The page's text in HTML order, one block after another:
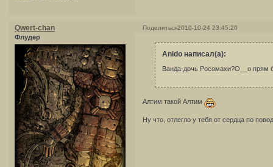
Поделиться2010-10-24 23:45:20
Qwert-chan
Флудер
Anido написал(а):
Ванда-дочь Росомахи?О__о прям
Алтим такой Алтим
Ну что, отлегло у тебя от сердца по